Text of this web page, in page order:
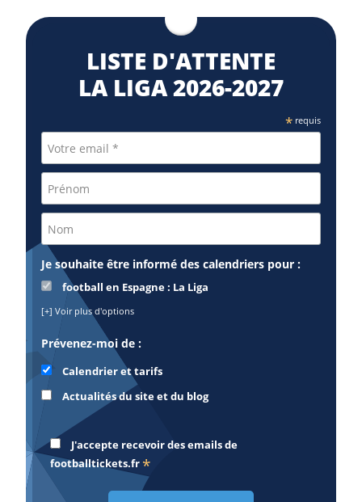
LISTE D'ATTENTE
LA LIGA 2026-2027
*requis
Je souhaite être informé des calendriers pour :
football en Espagne : La Liga
[+] Voir plus d'options
Prévenez-moi de :
Calendrier et tarifs
Actualités du site et du blog
J'accepte recevoir des emails de
footballtickets.fr *